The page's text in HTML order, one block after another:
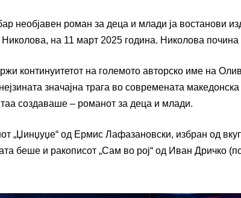
необјавен роман за деца и млади ја востанови
на 11 март 2025 година. Николова
континуитетот на големото авторско име на
значајна трага во современата
создаваше – романот за деца и млади.
„Џинџуџе“ од Ермис Лафазановски, избран од
беше и ракописот „Сам во рој“ од Иван Дричко